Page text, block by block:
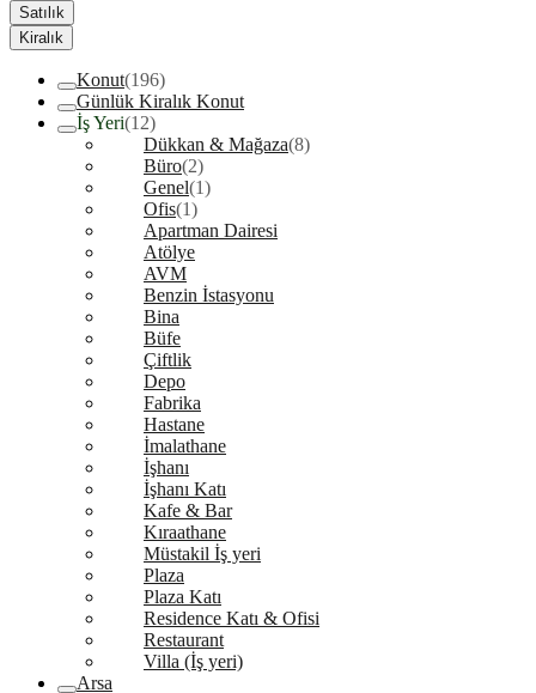
Satılık
Kiralık
Konut(196)
Günlük Kiralık Konut
İş Yeri(12)
Dükkan & Mağaza(8)
Büro(2)
Genel(1)
Ofis(1)
Apartman Dairesi
Atölye
AVM
Benzin İstasyonu
Bina
Büfe
Çiftlik
Depo
Fabrika
Hastane
İmalathane
İşhanı
İşhanı Katı
Kafe & Bar
Kıraathane
Müstakil İş yeri
Plaza
Plaza Katı
Residence Katı & Ofisi
Restaurant
Villa (İş yeri)
Arsa